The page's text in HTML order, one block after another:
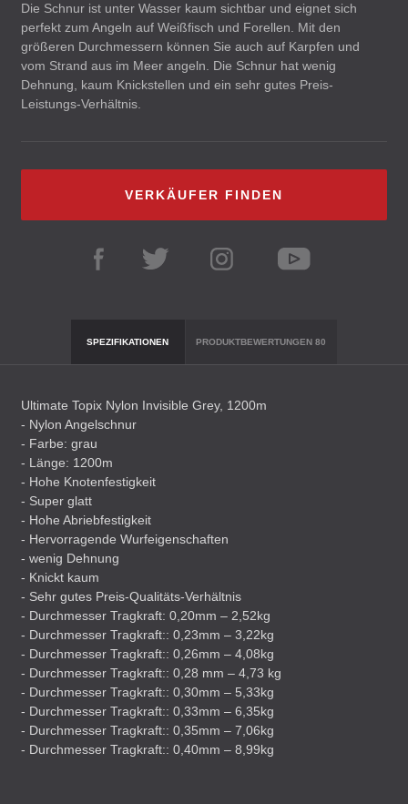
Die Schnur ist unter Wasser kaum sichtbar und eignet sich
perfekt zum Angeln auf Weißfisch und Forellen. Mit den
größeren Durchmessern können Sie auch auf Karpfen und
vom Strand aus im Meer angeln. Die Schnur hat wenig
Dehnung, kaum Knickstellen und ein sehr gutes Preis-
Leistungs-Verhältnis.
VERKÄUFER FINDEN
SPEZIFIKATIONEN PRODUKTBEWERTUNGEN80
Ultimate Topix Nylon Invisible Grey, 1200m
- Nylon Angelschnur
- Farbe: grau
- Länge: 1200m
- Hohe Knotenfestigkeit
- Super glatt
- Hohe Abriebfestigkeit
- Hervorragende Wurfeigenschaften
- wenig Dehnung
- Knickt kaum
- Sehr gutes Preis-Qualitäts-Verhältnis
- Durchmesser Tragkraft: 0,20mm – 2,52kg
- Durchmesser Tragkraft:: 0,23mm – 3,22kg
- Durchmesser Tragkraft:: 0,26mm – 4,08kg
- Durchmesser Tragkraft:: 0,28 mm – 4,73 kg
- Durchmesser Tragkraft:: 0,30mm – 5,33kg
- Durchmesser Tragkraft:: 0,33mm – 6,35kg
- Durchmesser Tragkraft:: 0,35mm – 7,06kg
- Durchmesser Tragkraft:: 0,40mm – 8,99kg